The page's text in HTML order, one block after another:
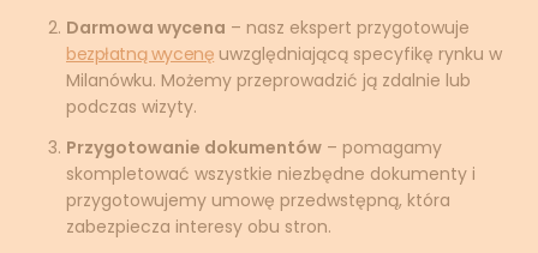
Darmowa wycena – nasz ekspert przygotowuje
bezpłatną wycenę uwzględniającą specyfikę rynku w
Milanówku. Możemy przeprowadzić ją zdalnie lub
podczas wizyty.
Przygotowanie dokumentów – pomagamy
skompletować wszystkie niezbędne dokumenty i
przygotowujemy umowę przedwstępną, która
zabezpiecza interesy obu stron.